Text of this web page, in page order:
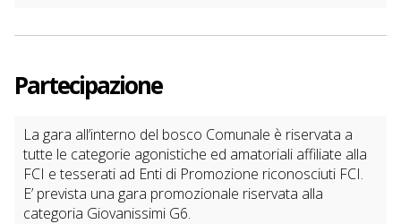
Partecipazione
La gara all’interno del bosco Comunale è riservata a
tutte le categorie agonistiche ed amatoriali affiliate alla
FCI e tesserati ad Enti di Promozione riconosciuti FCI.
E’ prevista una gara promozionale riservata alla
categoria Giovanissimi G6.